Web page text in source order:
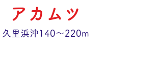
アカムツ
久里浜沖140～220m